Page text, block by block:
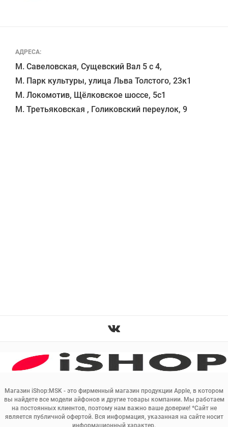
Магазин iShop:MSK - это фирменный магазин продукции Apple, в котором
вы найдете все модели айфонов и другие товары компании. Мы работаем
на постоянных клиентов, поэтому нам важно ваше доверие! *Сайт не
является публичной офертой. Вся информация, указанная на сайте носит
информационный характер.
АДРЕСА:
М. Савеловская, Сущевский Вал 5 с 4,
М. Парк культуры, улица Льва Толстого, 23к1
М. Локомотив, Щёлковское шоссе, 5с1